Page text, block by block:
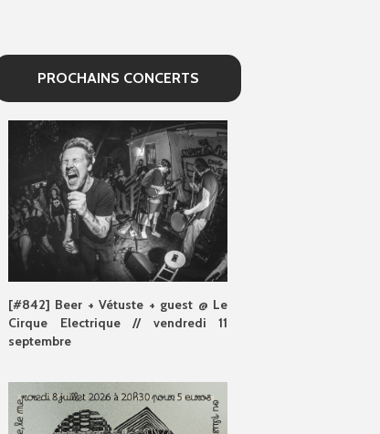
PROCHAINS CONCERTS
[#842] Beer + Vétuste + guest @ Le
Cirque Electrique // vendredi 11
septembre